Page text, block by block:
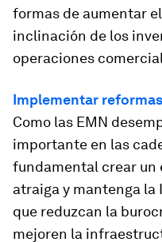
formas de aumentar
inclinación de los
operaciones
Implementar
Como las EMN
importante en las
fundamental crear un
atraiga y mantenga la
que reduzcan la
mejoren la